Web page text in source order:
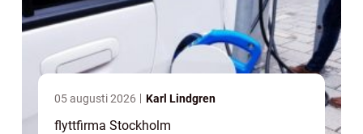
05 augusti 2026 Karl Lindgren
flyttfirma Stockholm